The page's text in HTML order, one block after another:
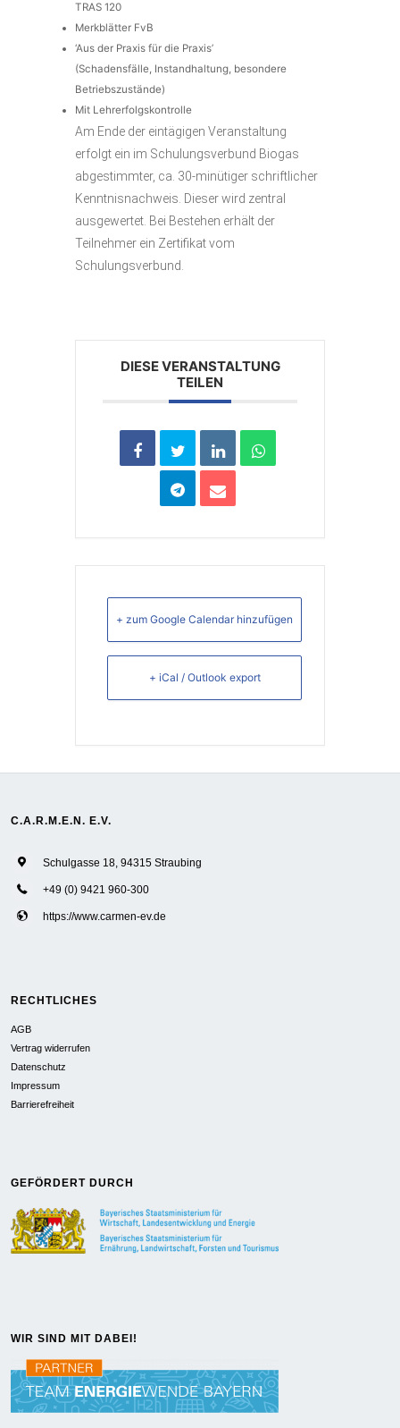
TRAS 120
Merkblätter FvB
‘Aus der Praxis für die Praxis’
(Schadensfälle, Instandhaltung, besondere
Betriebszustände)
Mit Lehrerfolgskontrolle
Am Ende der eintägigen Veranstaltung
erfolgt ein im Schulungsverbund Biogas
abgestimmter, ca. 30-minütiger schriftlicher
Kenntnisnachweis. Dieser wird zentral
ausgewertet. Bei Bestehen erhält der
Teilnehmer ein Zertifikat vom
Schulungsverbund.
DIESE VERANSTALTUNG
TEILEN
+ zum Google Calendar hinzufügen
+ iCal / Outlook export
C.A.R.M.E.N. E.V.
Schulgasse 18, 94315 Straubing
+49 (0) 9421 960-300
https://www.carmen-ev.de
RECHTLICHES
AGB
Vertrag widerrufen
Datenschutz
Impressum
Barrierefreiheit
GEFÖRDERT DURCH
WIR SIND MIT DABEI!